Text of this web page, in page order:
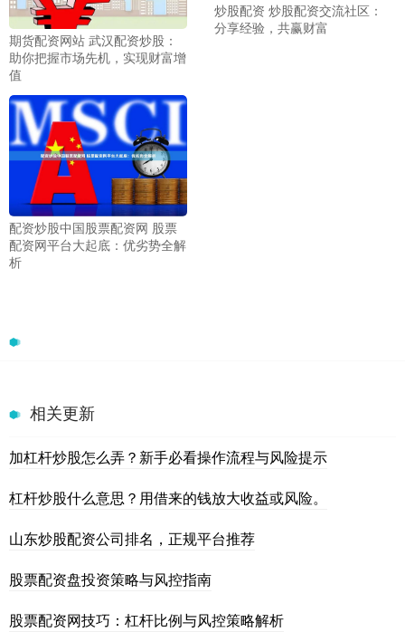
期货配资网站 武汉配资炒股：
助你把握市场先机，实现财富增
值
炒股配资 炒股配资交流社区：
分享经验，共赢财富
配资炒股中国股票配资网 股票
配资网平台大起底：优劣势全解
析
相关更新
加杠杆炒股怎么弄？新手必看操作流程与风险提示
杠杆炒股什么意思？用借来的钱放大收益或风险。
山东炒股配资公司排名，正规平台推荐
股票配资盘投资策略与风控指南
股票配资网技巧：杠杆比例与风控策略解析